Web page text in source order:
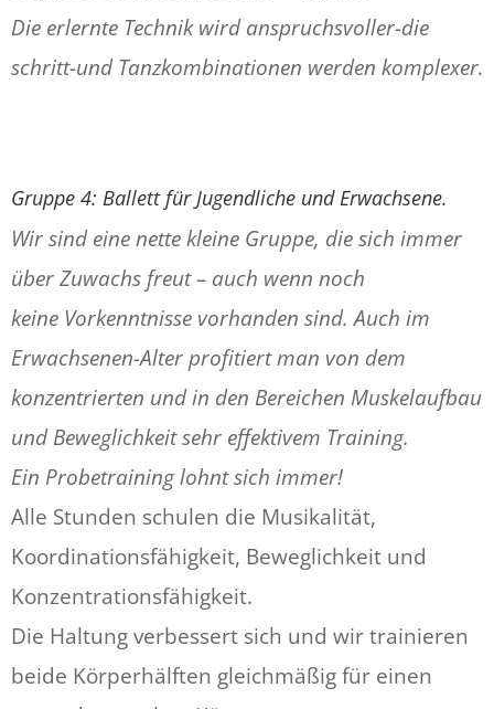
Die erlernte Technik wird anspruchsvoller-die
schritt-und Tanzkombinationen werden komplexer.
Gruppe 4: Ballett für Jugendliche und Erwachsene.
Wir sind eine nette kleine Gruppe, die sich immer
über Zuwachs freut – auch wenn noch
keine Vorkenntnisse vorhanden sind. Auch im
Erwachsenen-Alter profitiert man von dem
konzentrierten und in den Bereichen Muskelaufbau
und Beweglichkeit sehr effektivem Training.
Ein Probetraining lohnt sich immer!
Alle Stunden schulen die Musikalität,
Koordinationsfähigkeit, Beweglichkeit und
Konzentrationsfähigkeit.
Die Haltung verbessert sich und wir trainieren
beide Körperhälften gleichmäßig für einen